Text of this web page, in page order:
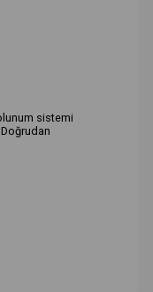
sistemi